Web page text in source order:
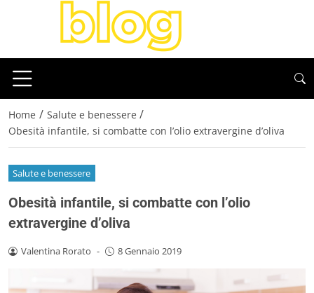
Home / Salute e benessere /
Obesità infantile, si combatte con l’olio extravergine d’oliva
Salute e benessere
Obesità infantile, si combatte con l’olio
extravergine d’oliva
Valentina Rorato - 8 Gennaio 2019